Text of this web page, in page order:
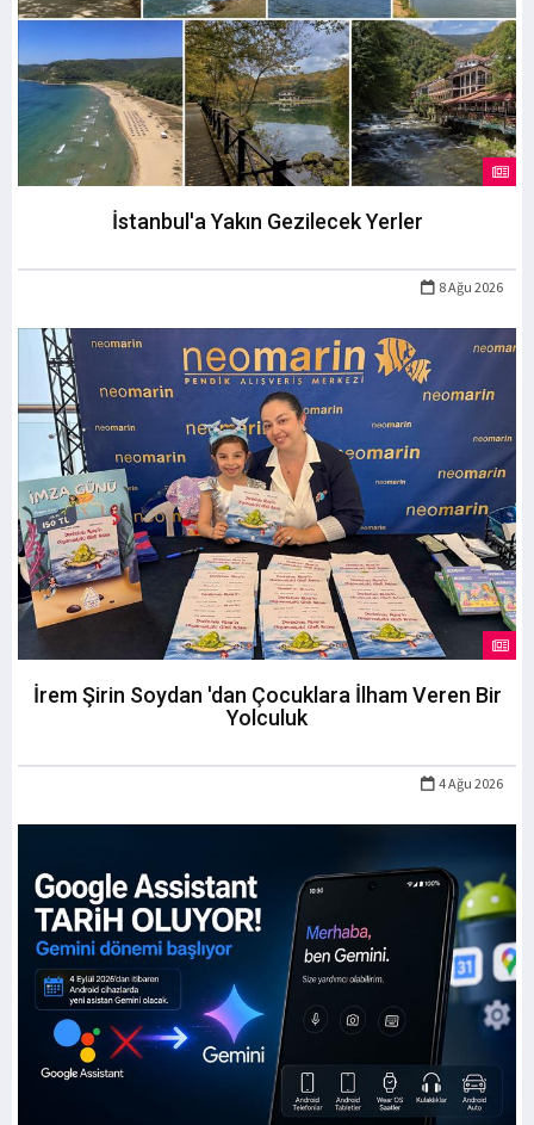
İstanbul'a Yakın Gezilecek Yerler
8 Ağu 2026
İrem Şirin Soydan 'dan Çocuklara İlham Veren Bir
Yolculuk
4 Ağu 2026